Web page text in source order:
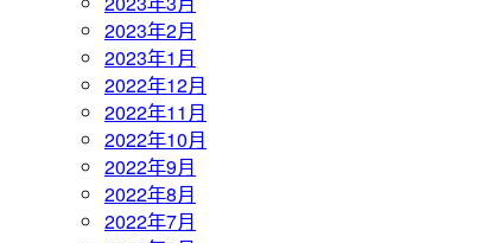
2023年2月
2023年1月
2022年12月
2022年11月
2022年10月
2022年9月
2022年8月
2022年7月